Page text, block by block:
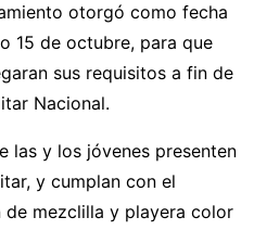
otorgó como fecha
15 de octubre, para que
sus requisitos a fin de
Nacional.
las y los jóvenes presenten
y cumplan con el
mezclilla y playera color